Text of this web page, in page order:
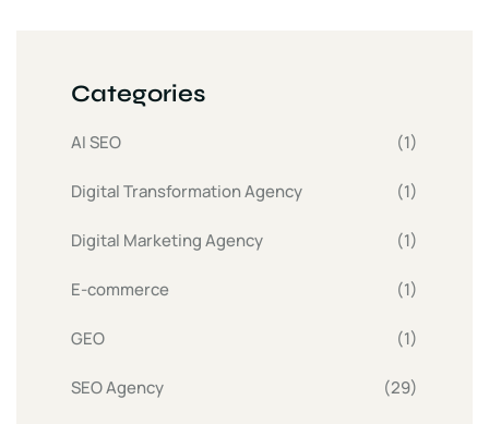
Categories
AI SEO (1)
Digital Transformation Agency (1)
Digital Marketing Agency (1)
E-commerce (1)
GEO (1)
SEO Agency (29)